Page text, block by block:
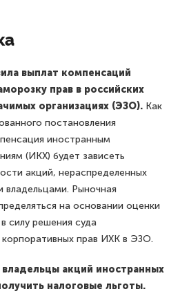
выплат компенсаций
прав в российских
организациях (ЭЗО). Как
постановления
иностранным
(ИКХ) будет зависеть
акций, нераспределенных
Рыночная
на основании оценки
силу решения суда
прав ИХК в ЭЗО.
акций иностранных
налоговые льготы.